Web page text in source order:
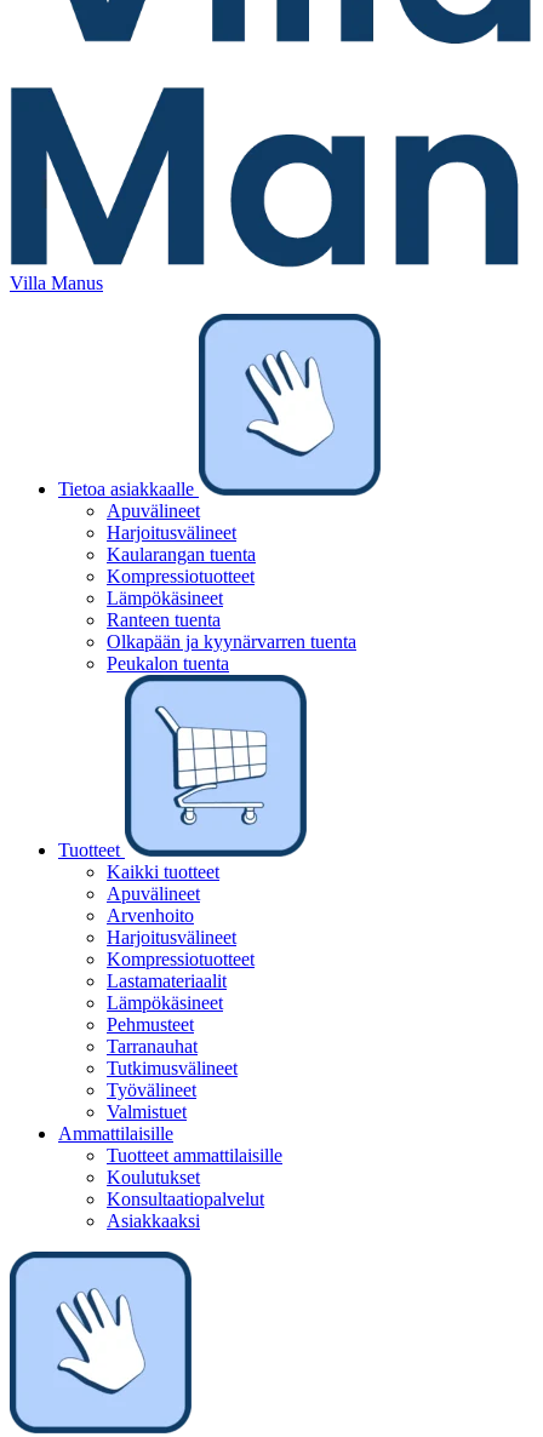
Villa Manus
Tietoa asiakkaalle
Apuvälineet
Harjoitusvälineet
Kaularangan tuenta
Kompressiotuotteet
Lämpökäsineet
Ranteen tuenta
Olkapään ja kyynärvarren tuenta
Peukalon tuenta
Tuotteet
Kaikki tuotteet
Apuvälineet
Arvenhoito
Harjoitusvälineet
Kompressiotuotteet
Lastamateriaalit
Lämpökäsineet
Pehmusteet
Tarranauhat
Tutkimusvälineet
Työvälineet
Valmistuet
Ammattilaisille
Tuotteet ammattilaisille
Koulutukset
Konsultaatiopalvelut
Asiakkaaksi